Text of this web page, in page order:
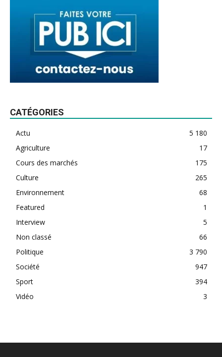
CATÉGORIES
Actu
5 180
Agriculture
17
Cours des marchés
175
Culture
265
Environnement
68
Featured
1
Interview
5
Non classé
66
Politique
3 790
Société
947
Sport
394
Vidéo
3